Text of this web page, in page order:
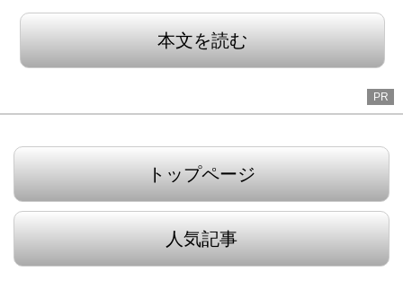
本文を読む
PR
トップページ
人気記事